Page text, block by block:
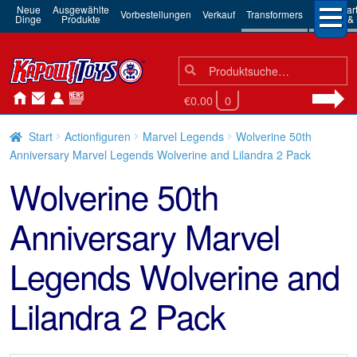
Neue
Dinge
Ausgewählte
Produkte Vorbestellungen Verkauf Transformers 3rd
Robots
Suchen
nach:
Suche
€0.00 0
Start Actionfiguren Marvel Legends
Wolverine 50th
Anniversary Marvel Legends Wolverine and Lilandra 2 Pack
Wolverine 50th
Anniversary Marvel
Legends Wolverine and
Lilandra 2 Pack